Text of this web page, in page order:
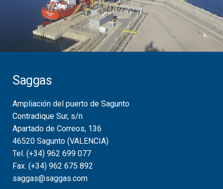
Saggas
Ampliación del puerto de Sagunto
Contradique Sur, s/n
Apartado de Correos, 136
46520 Sagunto (VALENCIA)
Tel. (+34) 962 699 077
Fax. (+34) 962 675 892
saggas@saggas.com